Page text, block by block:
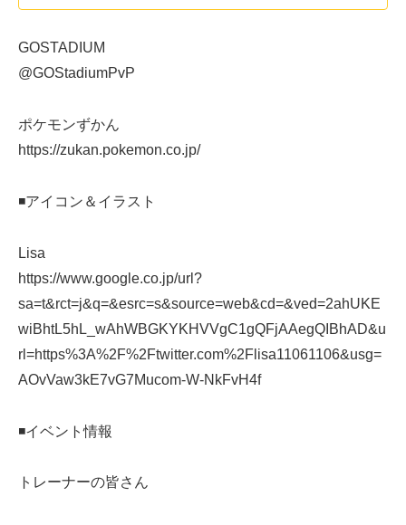
GOSTADIUM
@GOStadiumPvP
ポケモンずかん
https://zukan.pokemon.co.jp/
◾️アイコン＆イラスト
Lisa
https://www.google.co.jp/url?
sa=t&rct=j&q=&esrc=s&source=web&cd=&ved=2ahUKE
wiBhtL5hL_wAhWBGKYKHVVgC1gQFjAAegQIBhAD&u
rl=https%3A%2F%2Ftwitter.com%2Flisa11061106&usg=
AOvVaw3kE7vG7Mucom-W-NkFvH4f
◾️イベント情報
トレーナーの皆さん